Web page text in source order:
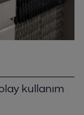
kullanım